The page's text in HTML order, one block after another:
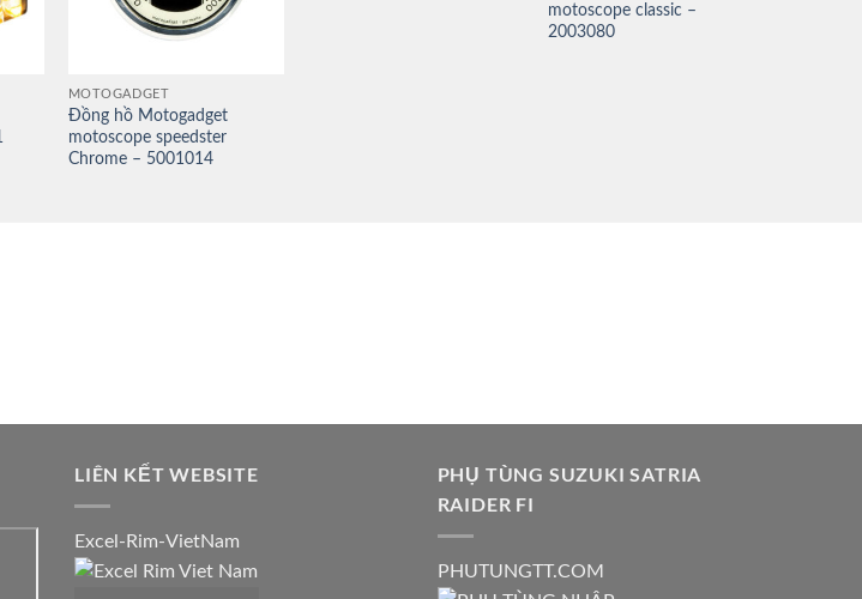
MOTOGADGET
Đồng hồ Motogadget
motoscope speedster
Chrome – 5001014
motoscope classic –
2003080
LIÊN KẾT WEBSITE
Excel-Rim-VietNam
PHỤ TÙNG SUZUKI SATRIA
RAIDER FI
PHUTUNGTT.COM